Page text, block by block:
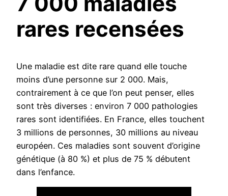
rares recensées
Une maladie est dite rare quand elle touche
moins d’une personne sur 2 000. Mais,
contrairement à ce que l’on peut penser, elles
sont très diverses : environ 7 000 pathologies
rares sont identifiées. En France, elles touchent
3 millions de personnes, 30 millions au niveau
européen. Ces maladies sont souvent d’origine
génétique (à 80 %) et plus de 75 % débutent
dans l’enfance.